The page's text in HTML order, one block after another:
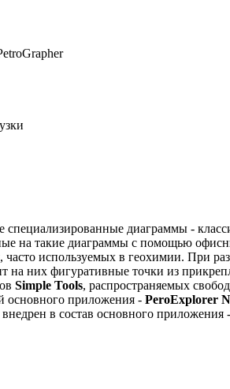
специализированные диаграммы -
такие диаграммы с помощью
используемых в геохимии. При
на них фигуративные точки из
Simple Tools, распространяемых
основного приложения - PeroExplorer
внедрен в состав основного приложения -